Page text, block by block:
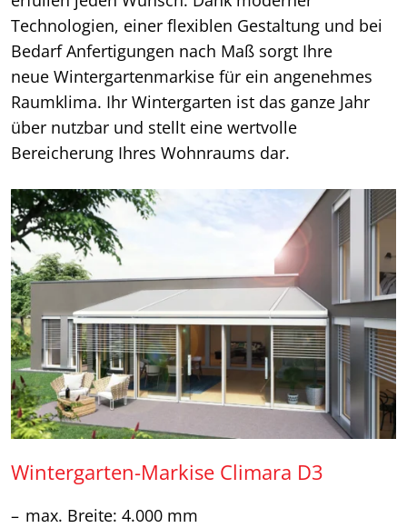
Technologien, einer flexiblen Gestaltung und bei
Bedarf Anfertigungen nach Maß sorgt Ihre
neue Wintergartenmarkise für ein angenehmes
Raumklima. Ihr Wintergarten ist das ganze Jahr
über nutzbar und stellt eine wertvolle
Bereicherung Ihres Wohnraums dar.
Wintergarten-Markise Climara D3
max. Breite: 4.000 mm